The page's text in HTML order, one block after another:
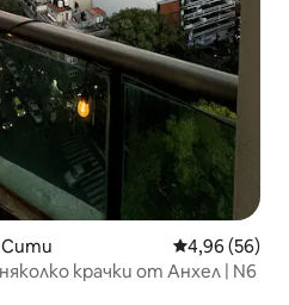
Сити Средна
4,96 (56)
крачки от Анхел | N6